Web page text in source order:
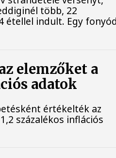
több, 22
étellel indult. Egy
elemzőket a
adatok
értékelték az
százalékos inflációs